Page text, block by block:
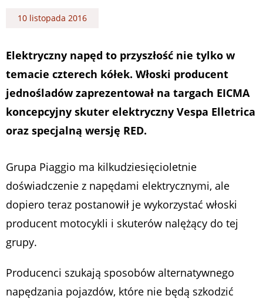
10 listopada 2016
Elektryczny napęd to przyszłość nie tylko w
temacie czterech kółek. Włoski producent
jednośladów zaprezentował na targach EICMA
koncepcyjny skuter elektryczny Vespa Elletrica
oraz specjalną wersję RED.
Grupa Piaggio ma kilkudziesięcioletnie
doświadczenie z napędami elektrycznymi, ale
dopiero teraz postanowił je wykorzystać włoski
producent motocykli i skuterów nalężący do tej
grupy.
Producenci szukają sposobów alternatywnego
napędzania pojazdów, które nie będą szkodzić